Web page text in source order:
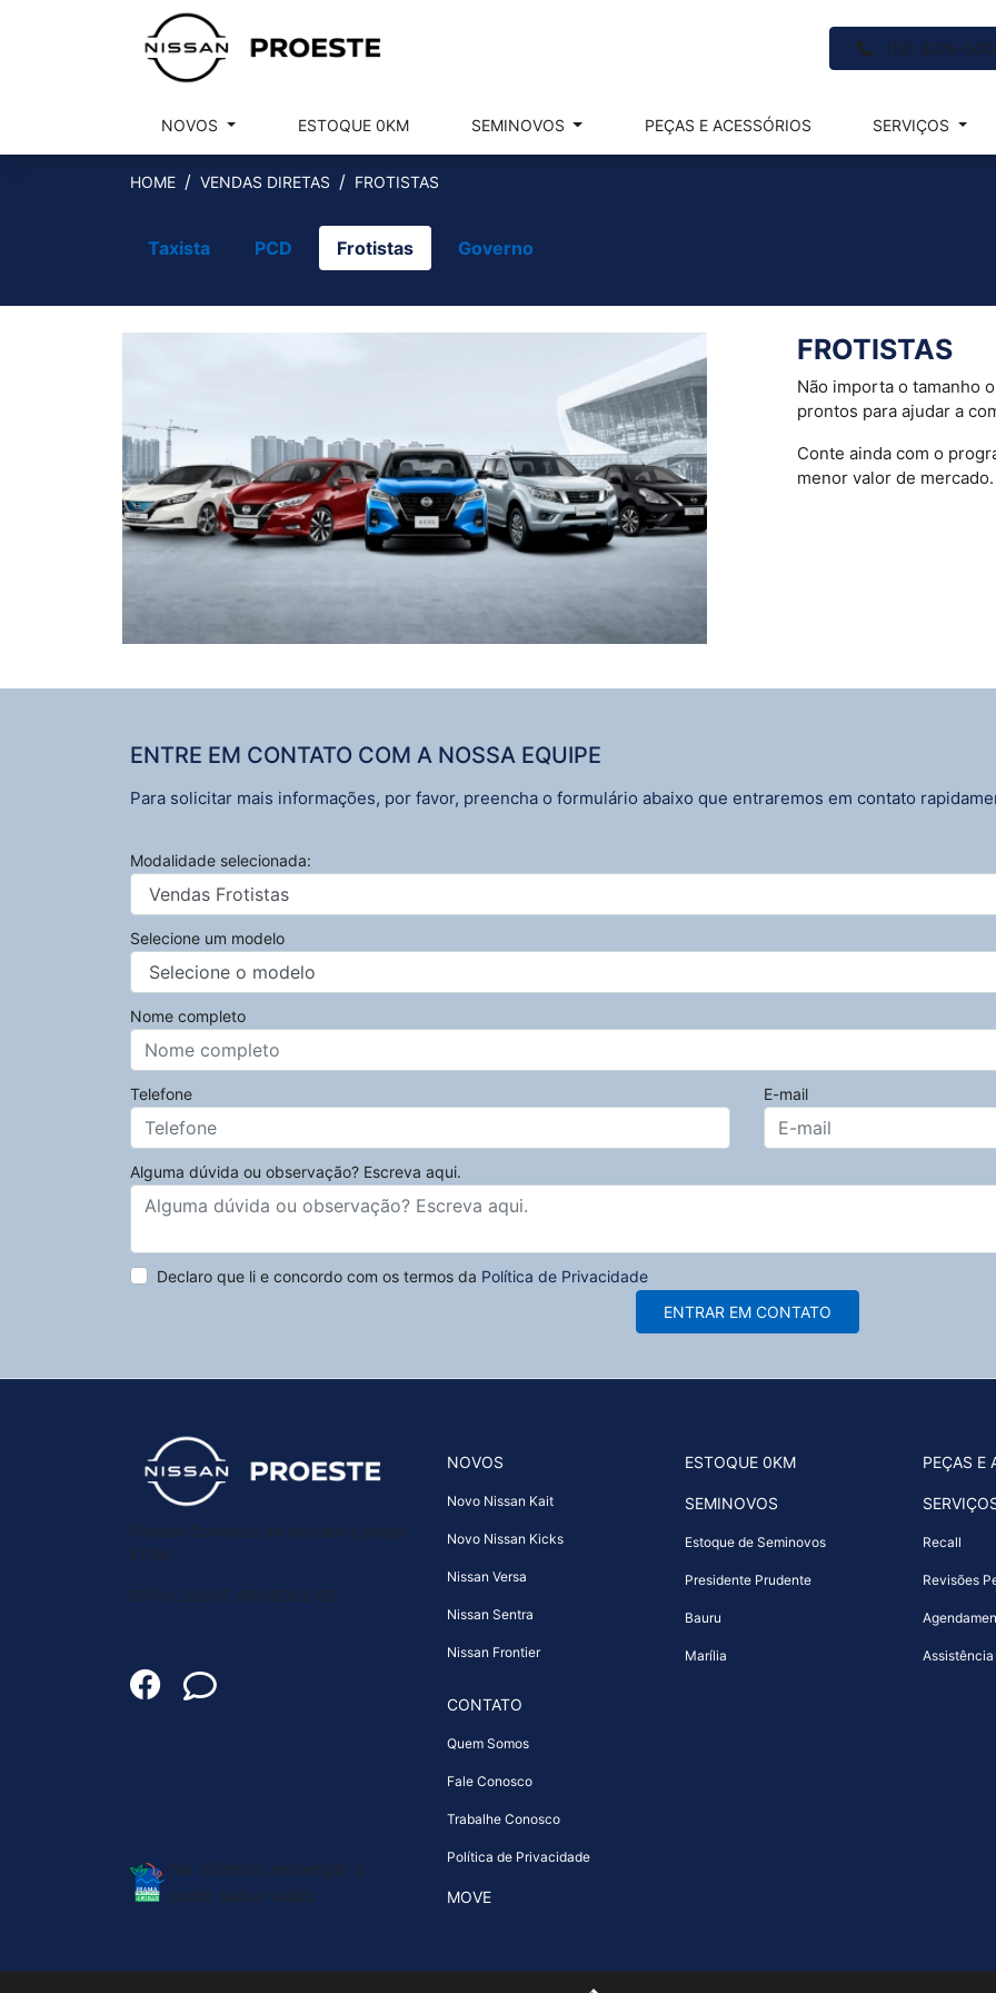
(18) 3226-
NOVOS ESTOQUE 0KM SEMINOVOS PEÇAS E ACESSÓRIOS SERVIÇOS
HOME VENDAS DIRETAS FROTISTAS
Taxista PCD Frotistas Governo
FROTISTAS
Não importa o tamanho
prontos para ajudar a
Conte ainda com o
menor valor de mercado.
ENTRE EM CONTATO COM A NOSSA EQUIPE
Para solicitar mais informações, por favor, preencha o formulário abaixo que entraremos em contato
Modalidade selecionada:
Selecione um modelo
Nome completo
Telefone E-mail
Alguma dúvida ou observação? Escreva aqui.
Declaro que li e concordo com os termos da Política de Privacidade
ENTRAR EM CONTATO
Proeste Comercio de veiculos e peças
LTDA
CNPJ: 23.915.480/0002-05
No trânsito, enxergar o
outro salva vidas.
NOVOS
Novo Nissan Kait
Novo Nissan Kicks
Nissan Versa
Nissan Sentra
Nissan Frontier
ESTOQUE 0KM
SEMINOVOS
Estoque de Seminovos
Presidente Prudente
Bauru
Marília
PEÇAS E
Recall
Revisões
CONTATO
Quem Somos
Fale Conosco
Trabalhe Conosco
Política de Privacidade
MOVE